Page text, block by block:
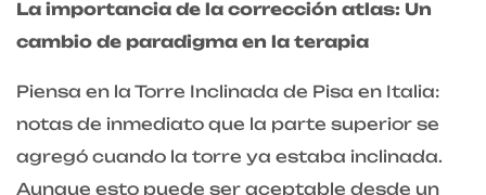
La importancia de la corrección atlas: Un
cambio de paradigma en la terapia
Piensa en la Torre Inclinada de Pisa en Italia:
notas de inmediato que la parte superior se
agregó cuando la torre ya estaba inclinada.
Aunque esto puede ser aceptable desde un